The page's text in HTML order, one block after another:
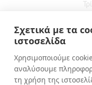
Σχετικά με τα
ιστοσελίδα
Χρησιμοποιούμε
αναλύσουμε
τη χρήση της